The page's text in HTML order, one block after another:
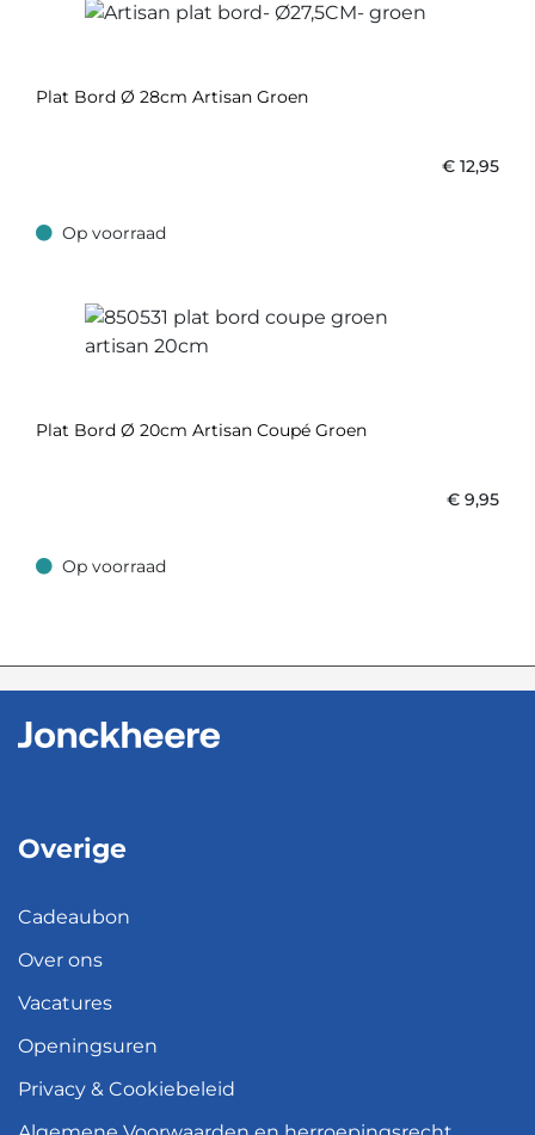
Plat Bord Ø 28cm Artisan Groen
€ 12,95
Op voorraad
Op voorraad
Plat Bord Ø 20cm Artisan Coupé Groen
€ 9,95
Op voorraad
Op voorraad
Overige
Cadeaubon
Over ons
Vacatures
Openingsuren
Privacy & Cookiebeleid